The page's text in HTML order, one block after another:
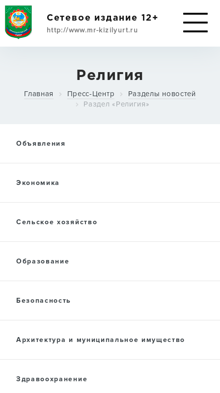
Сетевое издание 12+
http://www.mr-kizilyurt.ru
ИМУЩЕСТВЕННАЯ
СУБЪЕКТАМ МСП
АДМИНИСТРАЦИЯ
ПРЕСС-ЦЕНТР
ДОКУМЕНТЫ
Религия
Главная Пресс-Центр
Разделы новостей
Раздел «Религия»
Объявления
Экономика
Сельское хозяйство
Образование
Безопасность
Архитектура и муниципальное имущество
Здравоохранение